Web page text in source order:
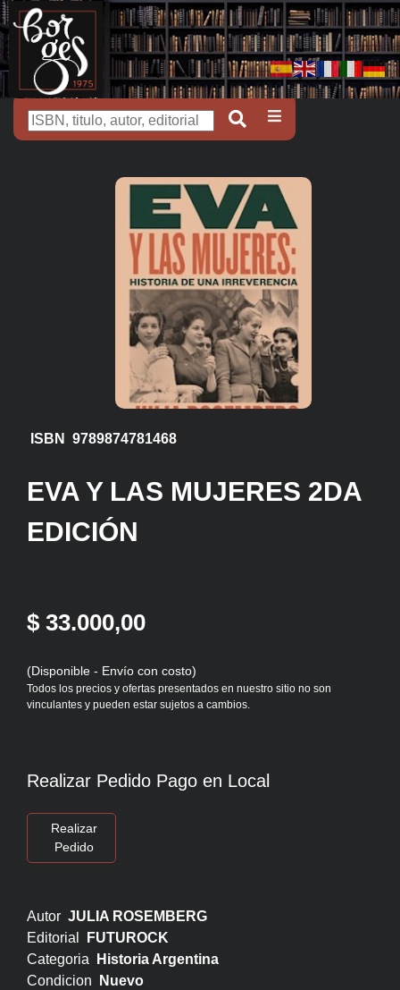
ISBN 9789874781468
EVA Y LAS MUJERES 2DA
EDICIÓN
$ 33.000,00
(Disponible - Envío con costo)
Todos los precios y ofertas presentados en nuestro sitio no son
vinculantes y pueden estar sujetos a cambios.
Realizar Pedido Pago en Local
Realizar
Pedido
Autor JULIA ROSEMBERG
Editorial
FUTUROCK
Categoria
Historia Argentina
Condicion
Nuevo